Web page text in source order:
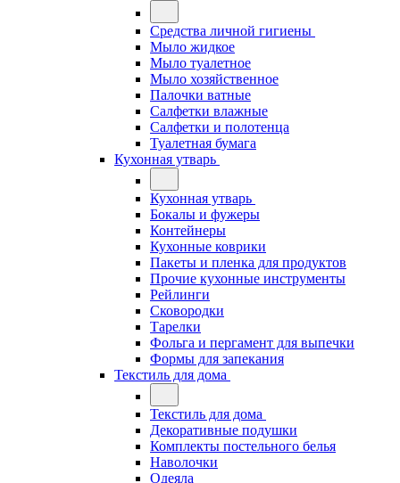
Средства личной гигиены
Мыло жидкое
Мыло туалетное
Мыло хозяйственное
Палочки ватные
Салфетки влажные
Салфетки и полотенца
Туалетная бумага
Кухонная утварь
Кухонная утварь
Бокалы и фужеры
Контейнеры
Кухонные коврики
Пакеты и пленка для продуктов
Прочие кухонные инструменты
Рейлинги
Сковородки
Тарелки
Фольга и пергамент для выпечки
Формы для запекания
Текстиль для дома
Текстиль для дома
Декоративные подушки
Комплекты постельного белья
Наволочки
Одеяла